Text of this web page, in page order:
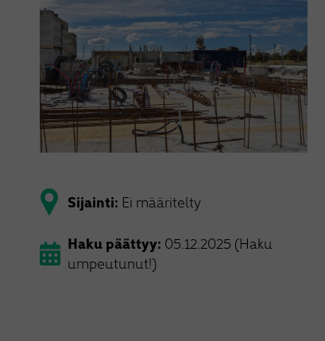
Sijainti: Ei määritelty
Haku päättyy: 05.12.2025 (Haku
umpeutunut!)